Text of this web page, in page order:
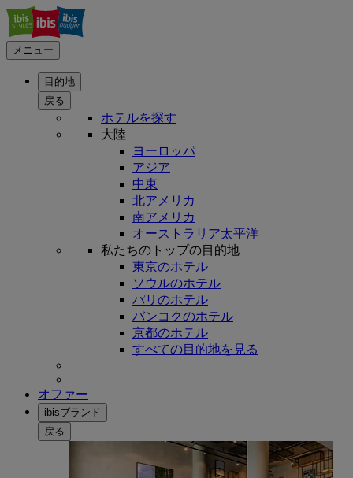
メニュー
目的地
戻る
ホテルを探す
大陸
ヨーロッパ
アジア
中東
北アメリカ
南アメリカ
オーストラリア太平洋
私たちのトップの目的地
東京のホテル
ソウルのホテル
パリのホテル
バンコクのホテル
京都のホテル
すべての目的地を見る
オファー
ibisブランド
戻る